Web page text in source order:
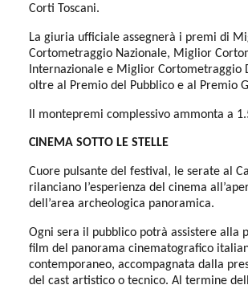
Corti Toscani.
La giuria ufficiale assegnerà i premi di
Cortometraggio Nazionale, Miglior
Internazionale e Miglior Cortometraggio
oltre al Premio del Pubblico e al Premio
Il montepremi complessivo ammonta a
CINEMA SOTTO LE STELLE
Cuore pulsante del festival, le serate al
rilanciano l’esperienza del cinema
dell’area archeologica panoramica.
Ogni sera il pubblico potrà assistere alla
film del panorama cinematografico
contemporaneo, accompagnata dalla
del cast artistico o tecnico. Al termine